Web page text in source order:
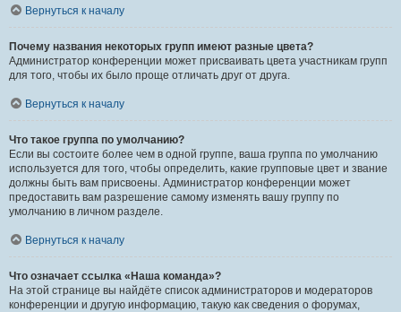
Вернуться к началу
Почему названия некоторых групп имеют разные цвета?
Администратор конференции может присваивать цвета участникам групп
для того, чтобы их было проще отличать друг от друга.
Вернуться к началу
Что такое группа по умолчанию?
Если вы состоите более чем в одной группе, ваша группа по умолчанию
используется для того, чтобы определить, какие групповые цвет и звание
должны быть вам присвоены. Администратор конференции может
предоставить вам разрешение самому изменять вашу группу по
умолчанию в личном разделе.
Вернуться к началу
Что означает ссылка «Наша команда»?
На этой странице вы найдёте список администраторов и модераторов
конференции и другую информацию, такую как сведения о форумах,